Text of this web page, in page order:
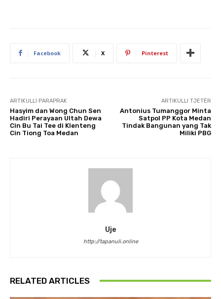
Facebook X Pinterest
ARTIKULLI PARAPRAK
Hasyim dan Wong Chun Sen
Hadiri Perayaan Ultah Dewa
Cin Bu Tai Tee di Klenteng
Cin Tiong Toa Medan
ARTIKULLI TJETËR
Antonius Tumanggor Minta
Satpol PP Kota Medan
Tindak Bangunan yang Tak
Miliki PBG
Uje
http://tapanuli.online
RELATED ARTICLES